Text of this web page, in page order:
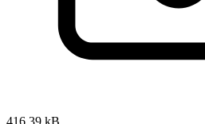
416,39 kB